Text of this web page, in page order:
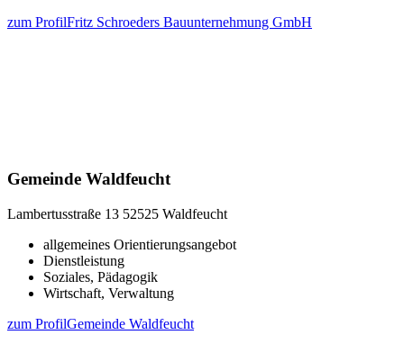
zum ProfilFritz Schroeders Bauunternehmung GmbH
Gemeinde Waldfeucht
Lambertusstraße 13 52525 Waldfeucht
allgemeines Orientierungsangebot
Dienstleistung
Soziales, Pädagogik
Wirtschaft, Verwaltung
zum ProfilGemeinde Waldfeucht